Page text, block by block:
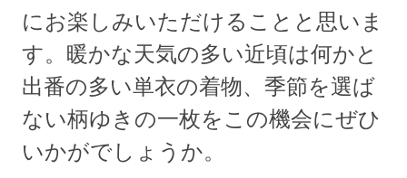
にお楽しみいただけることと思いま
す。暖かな天気の多い近頃は何かと
出番の多い単衣の着物、季節を選ば
ない柄ゆきの一枚をこの機会にぜひ
いかがでしょうか。